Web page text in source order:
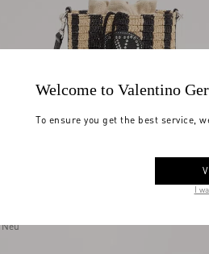
€
Neu
Welcome to Valentino
To ensure you get the best service,
I